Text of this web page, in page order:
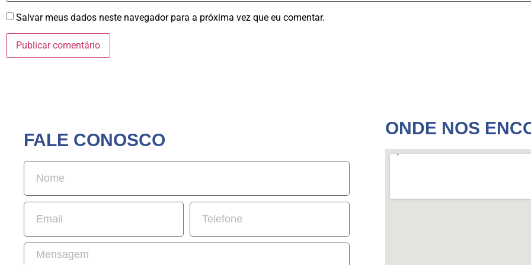
Salvar meus dados neste navegador para a próxima vez que eu comentar.
FALE CONOSCO
ONDE NOS